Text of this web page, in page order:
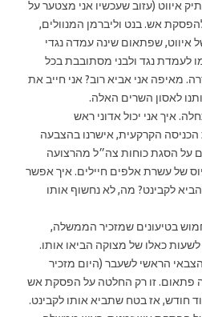
איווט (עזוב שעכשיו אני מצטער על
אש. בנט וליברמן המנוולים,
איווט, שפתאום שינה עמדה נגדי
לעמדת נגד ולבני מסתובבת בכל
מאיפה אני אביא רוב? אני חייב את
לאסון השרים האלה.
איך אני יכול אדוני ראש
הקרקעית, אישרנו בהצבעה
על הסגת כוחות צה״ל מהרצועה
של עשרת אלפים חיילים. איך אפשר
לקבינט? מה, לא נחשוף אותו
בטיעונים שמזכיר הממשלה,
לשעות כאלו של מצוקה הביאו אותו.
הראשי לשעבר (היום מזכיר
זו רק החלטה על הפסקת אש
חודש, אז בטח שתביא אותו לקבינט.